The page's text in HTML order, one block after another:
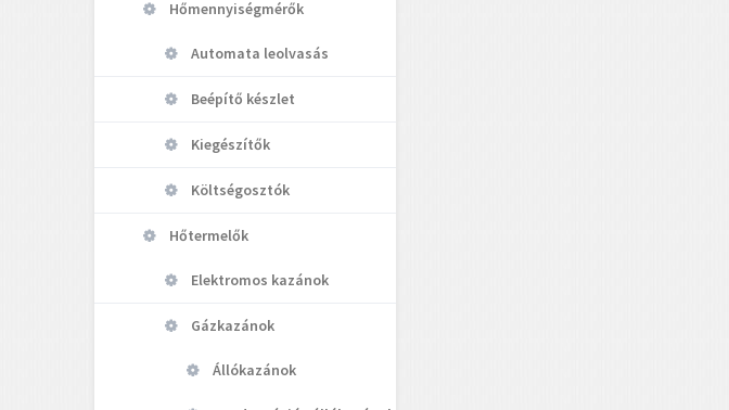
Hőmennyiségmérők
Automata leolvasás
Beépítő készlet
Kiegészítők
Költségosztók
Hőtermelők
Elektromos kazánok
Gázkazánok
Állókazánok